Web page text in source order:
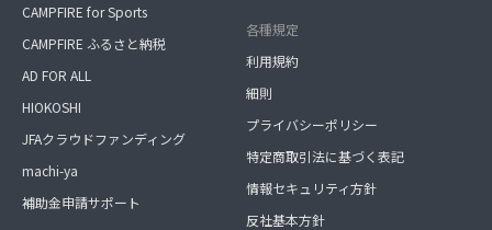
CAMPFIRE for Sports
CAMPFIRE ふるさと納税
AD FOR ALL
HIOKOSHI
JFAクラウドファンディング
machi-ya
補助金申請サポート
各種規定
利用規約
細則
プライバシーポリシー
特定商取引法に基づく表記
情報セキュリティ方針
反社基本方針